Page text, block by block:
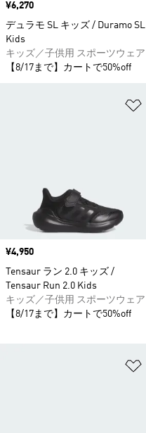
価格
¥6,270
デュラモ SL キッズ / Duramo SL
Kids
キッズ／子供用 スポーツウェア
【8/17まで】カートで50%off
価格
¥4,950
Tensaur ラン 2.0 キッズ /
Tensaur Run 2.0 Kids
キッズ／子供用 スポーツウェア
【8/17まで】カートで50%off